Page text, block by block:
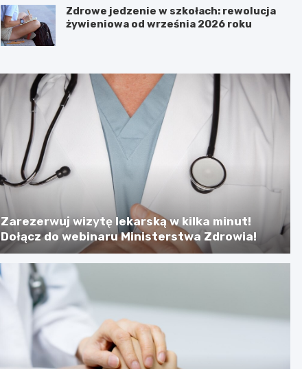
Zdrowe jedzenie w szkołach: rewolucja
żywieniowa od września 2026 roku
Zarezerwuj wizytę lekarską w kilka minut!
Dołącz do webinaru Ministerstwa Zdrowia!